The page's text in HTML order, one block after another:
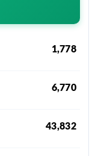
1,778
6,770
43,832